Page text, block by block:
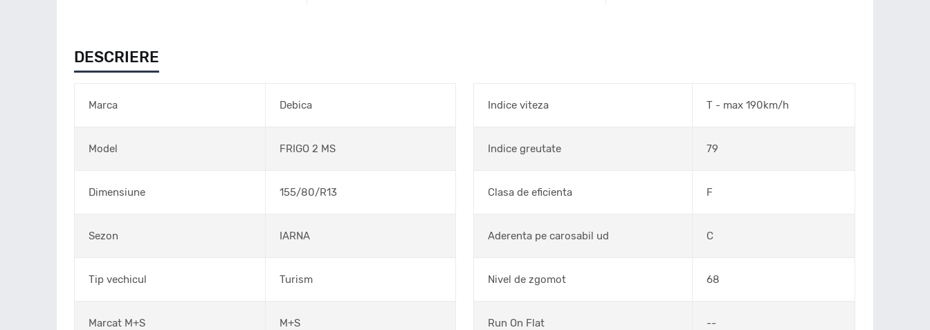
DESCRIERE
Marca Debica
Model FRIGO 2 MS
Dimensiune 155/80/R13
Sezon IARNA
Tip vechicul Turism
Marcat M+S M+S
Indice viteza T - max 190km/h
Indice greutate 79
Clasa de eficienta F
Aderenta pe carosabil ud C
Nivel de zgomot 68
Run On Flat --